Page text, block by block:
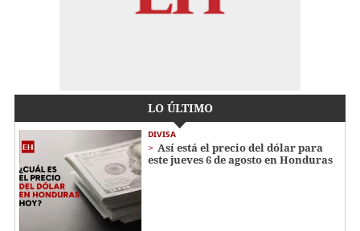
LO ÚLTIMO
DIVISA
Así está el precio del dólar para
este jueves 6 de agosto en Honduras